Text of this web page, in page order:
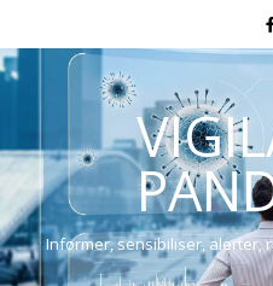
Informer, sensibiliser, alerter,